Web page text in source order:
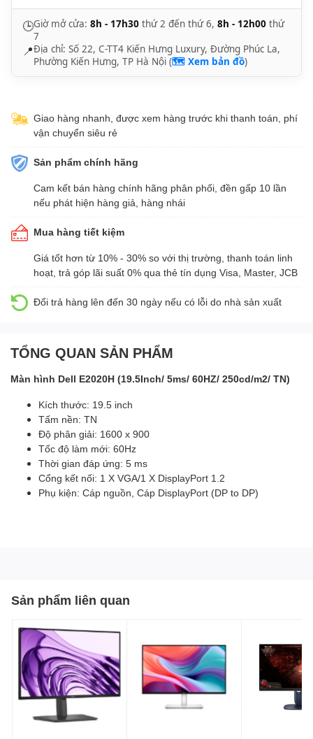
🕒Giờ mở cửa: 8h - 17h30 thứ 2 đến thứ 6, 8h - 12h00 thứ
7
📍Địa chỉ: Số 22, C-TT4 Kiến Hưng Luxury, Đường Phúc La,
Phường Kiến Hưng, TP Hà Nội (🗺️ Xem bản đồ)
Giao hàng nhanh, được xem hàng trước khi thanh toán, phí
vận chuyển siêu rẻ
Sản phẩm chính hãng
Cam kết bán hàng chính hãng phân phối, đền gấp 10 lần
nếu phát hiện hàng giả, hàng nhái
Mua hàng tiết kiệm
Giá tốt hơn từ 10% - 30% so với thị trường, thanh toán linh
hoạt, trả góp lãi suất 0% qua thẻ tín dụng Visa, Master, JCB
Đổi trả hàng lên đến 30 ngày nếu có lỗi do nhà sản xuất
TỔNG QUAN SẢN PHẨM
Màn hình Dell E2020H (19.5Inch/ 5ms/ 60HZ/ 250cd/m2/ TN)
Kích thước: 19.5 inch
Tấm nền: TN
Độ phân giải: 1600 x 900
Tốc độ làm mới: 60Hz
Thời gian đáp ứng: 5 ms
Cổng kết nối: 1 X VGA/1 X DisplayPort 1.2
Phụ kiện: Cáp nguồn, Cáp DisplayPort (DP to DP)
Sản phẩm liên quan